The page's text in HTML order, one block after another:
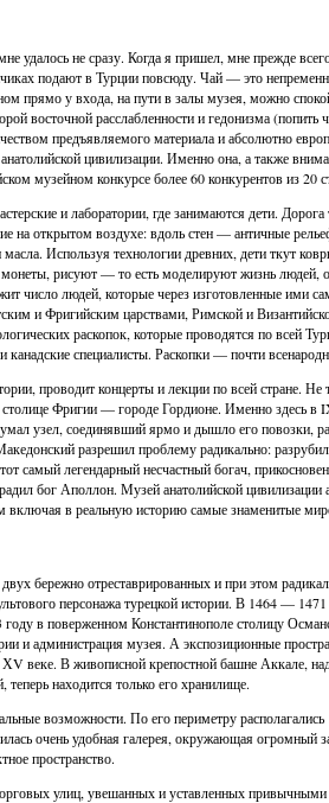
удалось не сразу. Когда я пришел, мне прежде
подают в Турции повсюду. Чай — это
прямо у входа, на пути в залы музея, можно
восточной расслабленности и гедонизма (попить
предъявляемого материала и абсолютно
цивилизации. Именно она, а также
музейном конкурсе более 60 конкурентов из 20
и лаборатории, где занимаются дети. Дорога
на открытом воздухе: вдоль стен — античные
Используя технологии древних, дети ткут
рисуют — то есть моделируют жизнь людей,
число людей, которые через изготовленные ими
и Фригийским царствами, Римской и
раскопок, которые проводятся по всей
канадские специалисты. Раскопки — почти
проводит концерты и лекции по всей стране.
Фригии — городе Гордионе. Именно здесь
узел, соединявший ярмо и дышло его повозки,
разрешил проблему радикально:
легендарный несчастный богач,
бог Аполлон. Музей анатолийской цивилизации
включая в реальную историю самые знаменитые
бережно отреставрированных и при этом
персонажа турецкой истории. В 1464 —
в поверженном Константинополе столицу
и администрация музея. А экспозиционные
веке. В живописной крепостной башне Аккале,
находится только его хранилище.
возможности. По его периметру
очень удобная галерея, окружающая огромный
пространство.
улиц, увешанных и уставленных